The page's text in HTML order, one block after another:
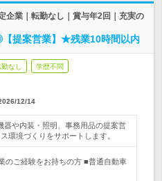
企業｜転勤なし｜賞与年2回｜充実の
提案営業】★残業10時間以内
勤なし 学歴不問
12/14
器や内装・照明、事務用品の提案営
環境づくりをサポートします。
のご経験をお持ちの方 ■普通自動車